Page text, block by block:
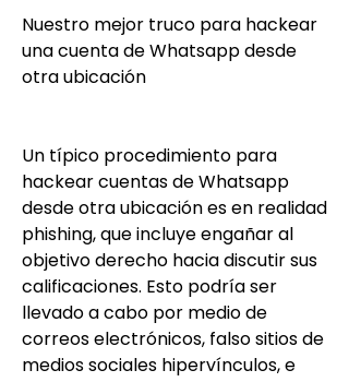
Nuestro mejor truco para hackear
una cuenta de Whatsapp desde
otra ubicación
Un típico procedimiento para
hackear cuentas de Whatsapp
desde otra ubicación es en realidad
phishing, que incluye engañar al
objetivo derecho hacia discutir sus
calificaciones. Esto podría ser
llevado a cabo por medio de
correos electrónicos, falso sitios de
medios sociales hipervínculos, e